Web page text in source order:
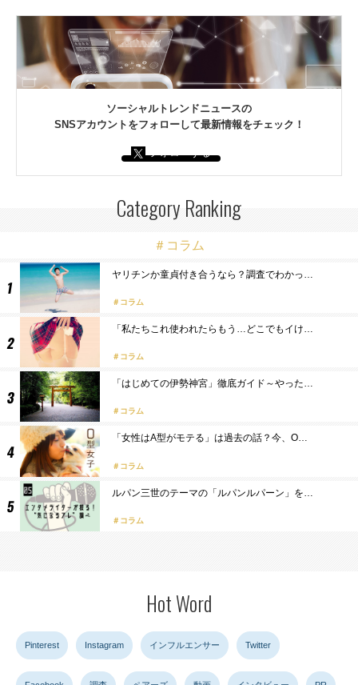
ソーシャルトレンドニュースの
SNSアカウントをフォローして最新情報をチェック！
Category Ranking
＃コラム
ヤリチンか童貞付き合うなら？調査でわかっ…
コラム
「私たちこれ使われたらもう…どこでもイけ…
コラム
「はじめての伊勢神宮」徹底ガイド～やった…
コラム
「女性はA型がモテる」は過去の話？今、O…
コラム
ルパン三世のテーマの「ルパンルパーン」を…
コラム
Hot Word
Pinterest Instagram インフルエンサー Twitter